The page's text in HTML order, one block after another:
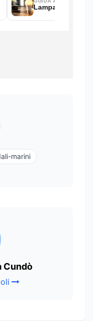
marini
Cundò